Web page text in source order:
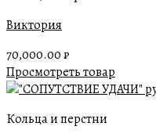
Виктория
70,000.00₽
Просмотреть товар
Кольца и перстни